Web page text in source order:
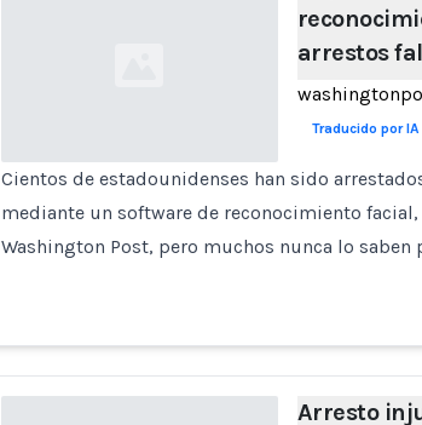
arrestos
Traducido por IA
Cientos de estadounidenses han sido
mediante un software de reconocimiento
Washington Post, pero muchos nunca lo saben
Arresto